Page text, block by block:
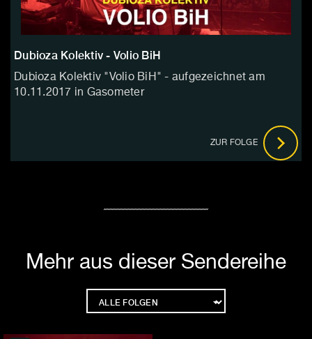
Dubioza Kolektiv - Volio BiH
Dubioza Kolektiv "Volio BiH" - aufgezeichnet am
10.11.2017 in Gasometer
ZUR FOLGE
Mehr aus dieser Sendereihe